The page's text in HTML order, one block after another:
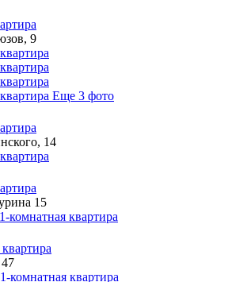
9
Еще 3 фото
14
15